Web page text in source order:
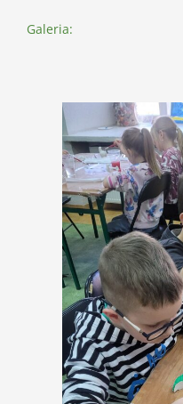
Galeria: